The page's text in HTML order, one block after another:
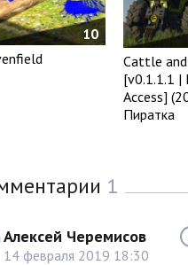
10
Cattle and
[v0.1.1.1 |
Access]
Пиратка
1
Алексей Черемисов
14 февраля 2019 18:30